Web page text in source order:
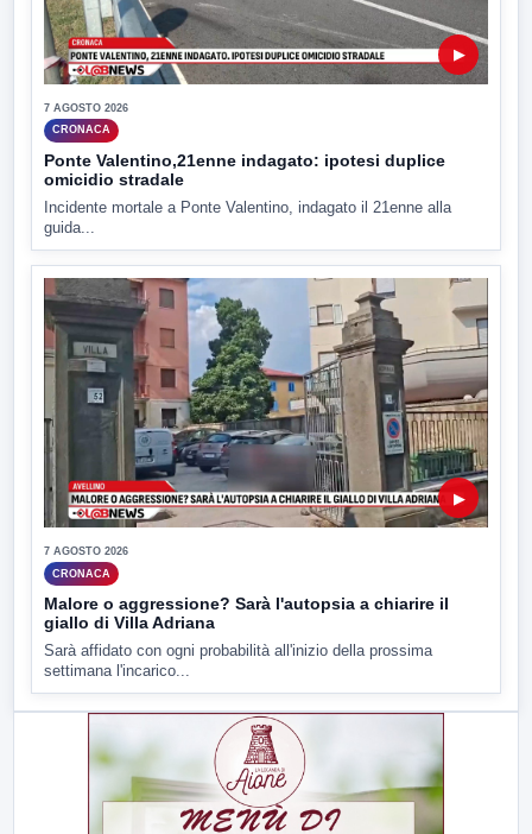
▶
7 AGOSTO 2026
CRONACA
Ponte Valentino,21enne indagato: ipotesi duplice
omicidio stradale
Incidente mortale a Ponte Valentino, indagato il 21enne alla
guida...
▶
7 AGOSTO 2026
CRONACA
Malore o aggressione? Sarà l'autopsia a chiarire il
giallo di Villa Adriana
Sarà affidato con ogni probabilità all'inizio della prossima
settimana l'incarico...